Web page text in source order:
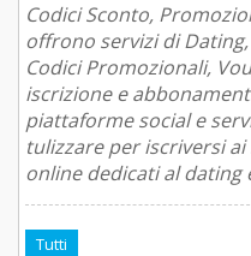
Codici Sconto,
offrono servizi di
Codici Promozionali,
iscrizione e
piattaforme social e
tulizzare per iscriversi
online dedicati al dating
Tutti